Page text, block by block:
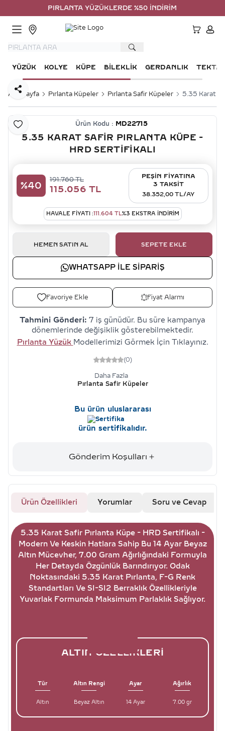
PIRLANTA YÜZÜKLERDE %50 İNDİRİM
YÜZÜK KOLYE KÜPE BILEKLIK GERDANLIK TEKTAŞ
Ana Sayfa Pırlanta Küpeler Pırlanta Safir Küpeler 5.35 Karat
Favoriye Ekle
Paylaş
Ürün Kodu : MD22715
5.35 KARAT SAFIR PIRLANTA KÜPE -
HRD SERTIFIKALI
%40
191.760TL
115.056 TL
PEŞİN FİYATINA
3 TAKSİT
38.352,00 TL/AY
HAVALE FIYATI :111.604TL%3 EKSTRA İNDİRİM
HEMEN SATIN AL SEPETE EKLE
WHATSAPP ILE SIPARIŞ
Favoriye Ekle Fiyat Alarmı
Tahmini Gönderi: 7 iş günüdür. Bu süre kampanya
dönemlerinde değişiklik gösterebilmektedir.
Pırlanta Yüzük Modellerimizi Görmek İçin Tıklayınız.
(0)
Daha Fazla
Pırlanta Safir Küpeler
Bu ürün uluslararası
ürün sertifikalıdır.
Gönderim Koşulları
Ürün Özellikleri Yorumlar Soru ve Cevap
5.35 Karat Safir Pırlanta Küpe - HRD Sertifikalı -
Modern Ve Keskin Hatlara Sahip Bu 14 Ayar Beyaz
Altın Mücevher, 7.00 Gram Ağırlığındaki Formuyla
Her Detayda Özgünlük Barındırıyor. Odak
Noktasındaki 5.35 Karat Pırlanta, F-G Renk
Standartları Ve SI-SI2 Berraklık Özellikleriyle
Yuvarlak Formunda Maksimum Parlaklık Sağlıyor.
ALTIN ÖZELLIKLERI
Tür Altın Rengi Ayar Ağırlık
Altın Beyaz Altın 14 Ayar 7.00 gr